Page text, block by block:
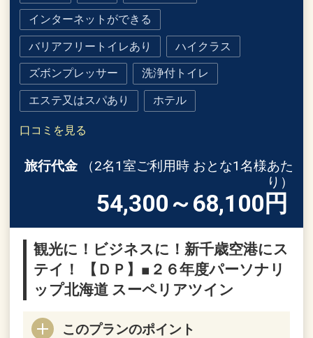
インターネットができる
バリアフリートイレあり ハイクラス
ズボンプレッサー 洗浄付トイレ
エステ又はスパあり ホテル
口コミを見る
旅行代金
（2名1室ご利用時 おとな1名様あた
り）
54,300～68,100 円
観光に！ビジネスに！新千歳空港にス
テイ！ 【ＤＰ】■２６年度パーソナリ
ップ北海道 スーペリアツイン
このプランのポイント